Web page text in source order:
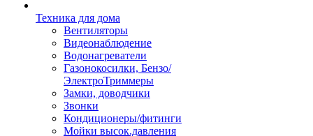
Техника для дома
Вентиляторы
Видеонаблюдение
Водонагреватели
Газонокосилки, Бензо/
ЭлектроТриммеры
Замки, доводчики
Звонки
Кондиционеры/фитинги
Мойки высок.давления